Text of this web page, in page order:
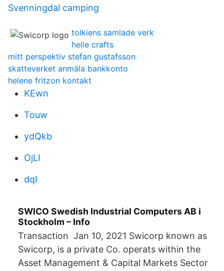
Svenningdal camping
tolkiens samlade verk
helle crafts
mitt perspektiv stefan gustafsson
skatteverket anmäla bankkonto
helene fritzon kontakt
KEwn
Touw
ydQkb
OjLI
dqI
SWICO Swedish Industrial Computers AB i
Stockholm – Info
Transaction Jan 10, 2021 Swicorp known as
Swicorp, is a private Co. operats within the
Asset Management & Capital Markets Sector